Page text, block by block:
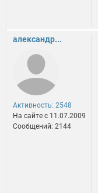
александр...
Активность: 2548
На сайте c 11.07.2009
Сообщений: 2144